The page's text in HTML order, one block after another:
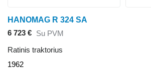
HANOMAG R 324 SA
6 723 € Su PVM
Ratinis traktorius
1962